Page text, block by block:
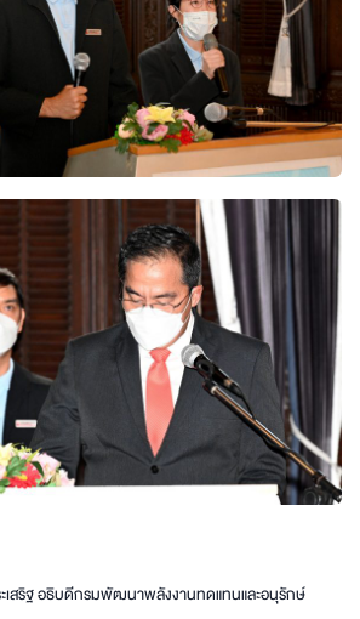
ะเสริฐ อธิบดีกรมพัฒนาพลังงานทดแทนและอนุรักษ์